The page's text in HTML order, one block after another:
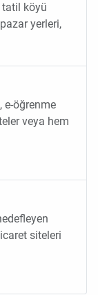
tatil köyü
yerleri,
e-öğrenme
veya hem
siteleri